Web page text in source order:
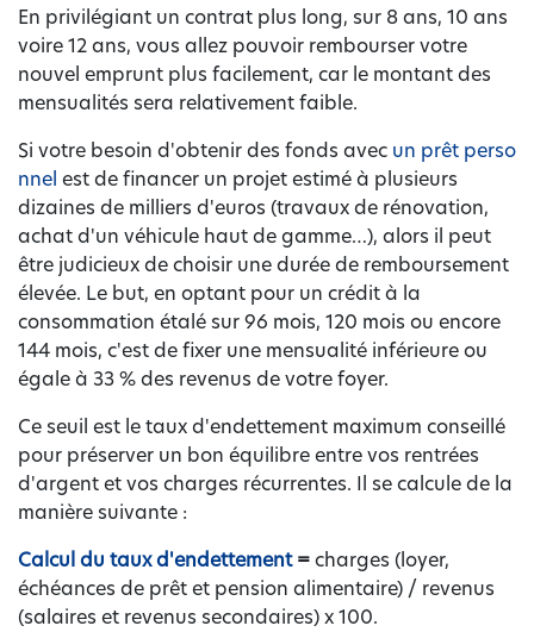
En privilégiant un contrat plus long, sur 8 ans, 10 ans
voire 12 ans, vous allez pouvoir rembourser votre
nouvel emprunt plus facilement, car le montant des
mensualités sera relativement faible.
Si votre besoin d'obtenir des fonds avec un prêt perso
nnel est de financer un projet estimé à plusieurs
dizaines de milliers d'euros (travaux de rénovation,
achat d'un véhicule haut de gamme…), alors il peut
être judicieux de choisir une durée de remboursement
élevée. Le but, en optant pour un crédit à la
consommation étalé sur 96 mois, 120 mois ou encore
144 mois, c'est de fixer une mensualité inférieure ou
égale à 33 % des revenus de votre foyer.
Ce seuil est le taux d'endettement maximum conseillé
pour préserver un bon équilibre entre vos rentrées
d'argent et vos charges récurrentes. Il se calcule de la
manière suivante :
Calcul du taux d'endettement=charges (loyer,
échéances de prêt et pension alimentaire) / revenus
(salaires et revenus secondaires) x 100.